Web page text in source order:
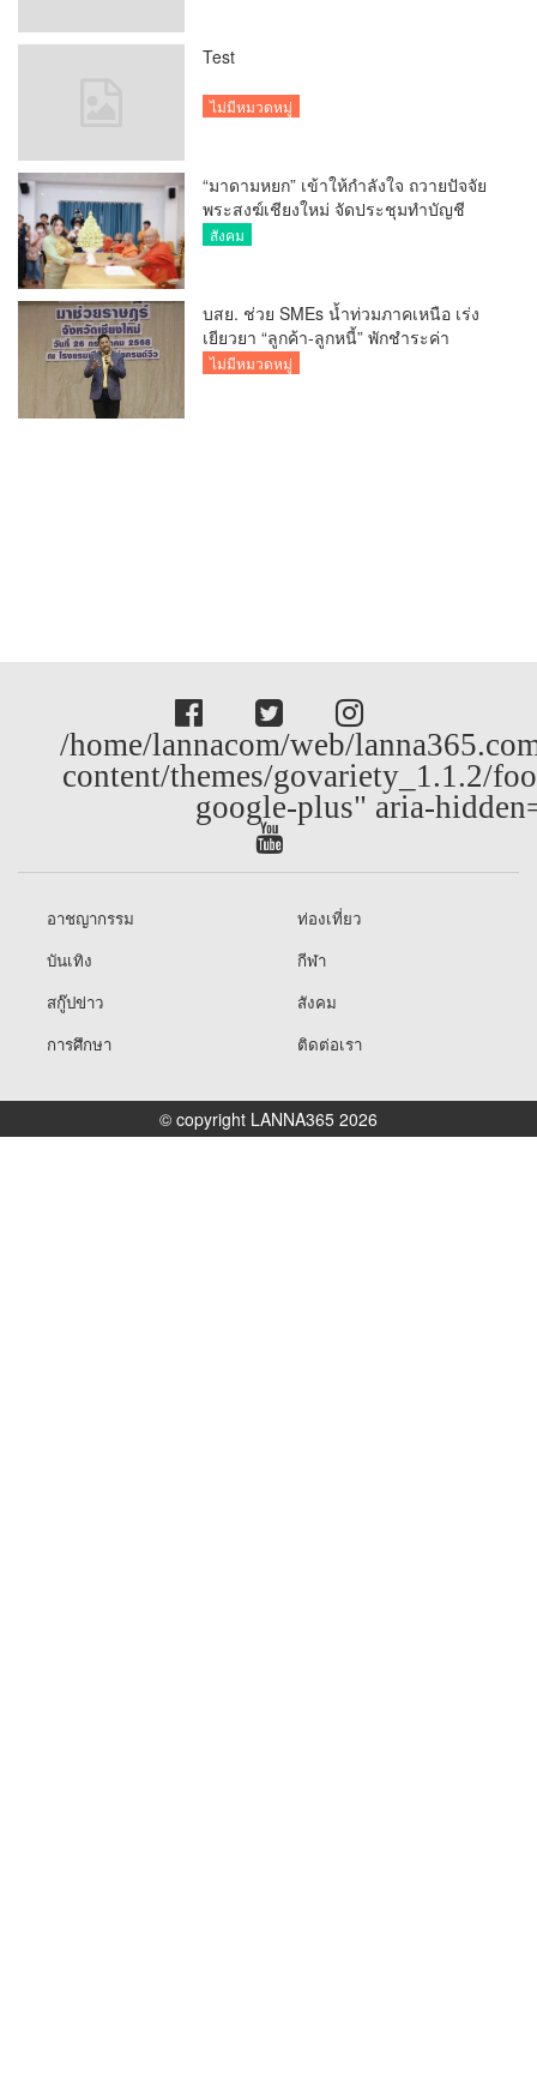
Test
ไม่มีหมวดหมู่
“มาดามหยก” เข้าให้กำลังใจ ถวายปัจจัย
พระสงฆ์เชียงใหม่ จัดประชุมทำบัญชี
รายรับรายจ่ายของวัด กว่า 300 รูป ที่วัด
สังคม
บสย. ช่วย SMEs น้ำท่วมภาคเหนือ เร่ง
เยียวยา “ลูกค้า-ลูกหนี้” พักชำระค่า
ธรรมเนียม-ค่างวด
ไม่มีหมวดหมู่
/home/lannacom/web/
content/themes/govariety_1.1.2/
google-plus" aria-
อาชญากรรม
ท่องเที่ยว
บันเทิง
กีฬา
สกู๊ปข่าว
สังคม
การศึกษา
ติดต่อเรา
© copyright LANNA365 2026